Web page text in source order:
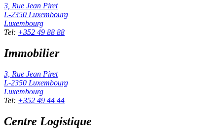
3, Rue Jean Piret
L-2350 Luxembourg
Luxembourg
Tel: +352 49 88 88
Immobilier
3, Rue Jean Piret
L-2350 Luxembourg
Luxembourg
Tel: +352 49 44 44
Centre Logistique